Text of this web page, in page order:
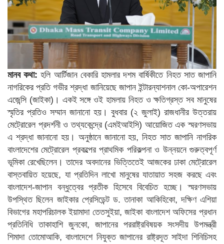
মানব কথা: হলি আর্টিজান বেকারি হামলার দশম বার্ষিকীতে নিহত সাত জাপানি
নাগরিকের প্রতি গভীর শ্রদ্ধা জানিয়েছে জাপান ইন্টারন্যাশনাল কো-অপারেশন
এজেন্সি (জাইকা)। একই সঙ্গে ওই হামলায় নিহত ও ক্ষতিগ্রস্ত সব মানুষের
স্মৃতির প্রতিও সম্মান জানানো হয়। বুধবার (২ জুলাই) রাজধানীর উত্তরায়
মেট্রোরেল প্রদর্শনী ও তথ্যকেন্দ্রে (এমইআইসি) আয়োজিত এক স্মরণসভায়
এ শ্রদ্ধা জানানো হয়। অনুষ্ঠানে জানানো হয়, নিহত সাত জাপানি নাগরিক
বাংলাদেশের মেট্রোরেল প্রকল্পের প্রাথমিক পরিকল্পনা ও উন্নয়নে গুরুত্বপূর্ণ
ভূমিকা রেখেছিলেন। তাদের অবদানের ভিত্তিতেই আজকের ঢাকা মেট্রোরেল
বাস্তবায়িত হয়েছে, যা প্রতিদিন লাখো মানুষের যাতায়াত সহজ করছে এবং
বাংলাদেশ-জাপান বন্ধুত্বের প্রতীক হিসেবে বিবেচিত হচ্ছে। স্মরণসভায়
উপস্থিত ছিলেন জাইকার প্রেসিডেন্ট ড. তানাকা আকিহিকো, দক্ষিণ এশিয়া
বিভাগের মহাপরিচালক ইয়ামাদা তেতসুইয়া, জাইকা বাংলাদেশ অফিসের প্রধান
প্রতিনিধি তাকাহাশি জুনকো, জাপানের পররাষ্ট্রবিষয়ক সংসদীয় উপমন্ত্রী
শিমাদা তোমোআকি, বাংলাদেশে নিযুক্ত জাপানের রাষ্ট্রদূত সাইদা শিনিচিসহ